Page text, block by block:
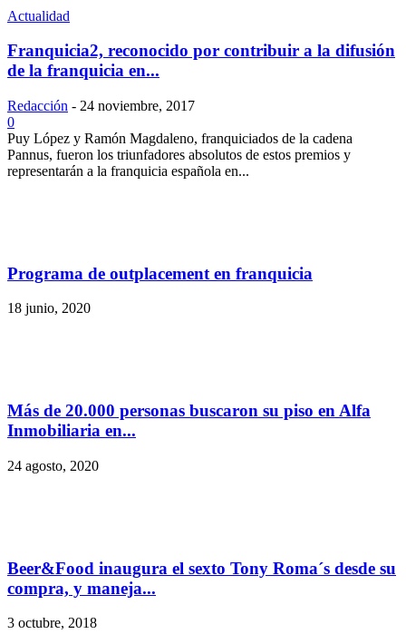
Actualidad
Franquicia2, reconocido por contribuir a la difusión
de la franquicia en...
Redacción - 24 noviembre, 2017
0
Puy López y Ramón Magdaleno, franquiciados de la cadena
Pannus, fueron los triunfadores absolutos de estos premios y
representarán a la franquicia española en...
Programa de outplacement en franquicia
18 junio, 2020
Más de 20.000 personas buscaron su piso en Alfa
Inmobiliaria en...
24 agosto, 2020
Beer&Food inaugura el sexto Tony Roma´s desde su
compra, y maneja...
3 octubre, 2018